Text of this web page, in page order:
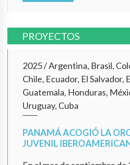
PROYECTOS
2025/Argentina, Brasil,
Chile, Ecuador, El Salvador,
Guatemala, Honduras,
Uruguay, Cuba
PANAMÁ ACOGIÓ LA
JUVENIL